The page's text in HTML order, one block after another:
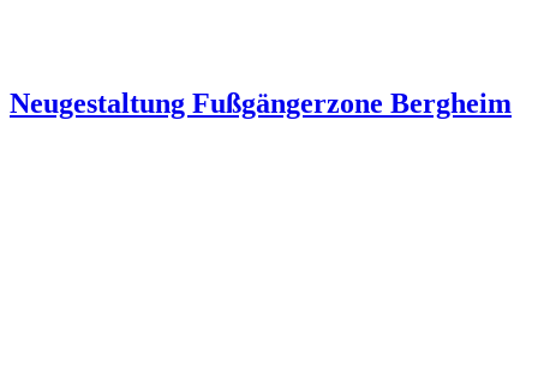
Neugestaltung Fußgängerzone Bergheim